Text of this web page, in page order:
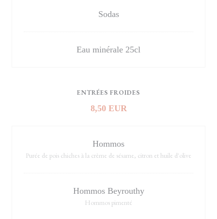
Sodas
Eau minérale 25cl
ENTRÉES FROIDES
8,50 EUR
Hommos
Purée de pois chiches à la crème de sésame, citron et huile d'olive
Hommos Beyrouthy
Hommos pimenté